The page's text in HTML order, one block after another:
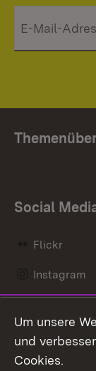
Social
Flickr
Instagram
Mastodon
Messenger
Um unsere
und
Cookies.